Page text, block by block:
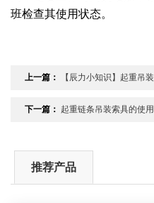
班检查其使用状态。
上一篇： 【辰力小知识】起重吊
下一篇： 起重链条吊装索具的使
推荐产品